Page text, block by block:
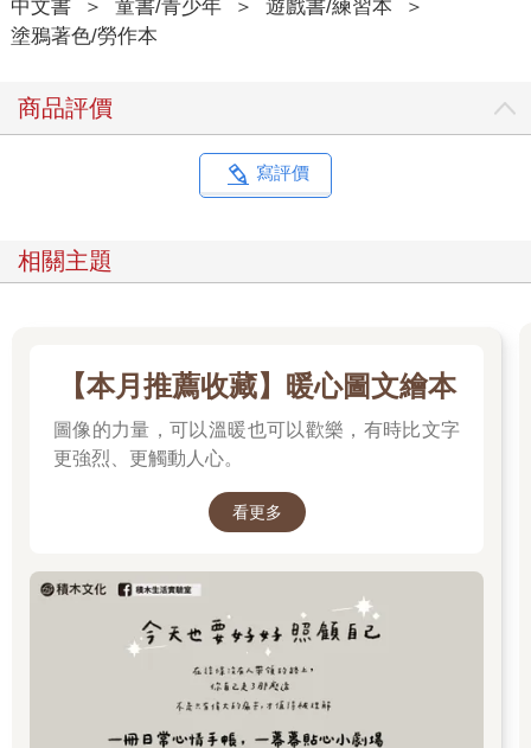
中文書 ＞ 童書/青少年 ＞ 遊戲書/練習本
＞
塗鴉著色/勞作本
商品評價
寫評價
相關主題
【本月推薦收藏】暖心圖文繪本
圖像的力量，可以溫暖也可以歡樂，有時比文字
更強烈、更觸動人心。
看更多